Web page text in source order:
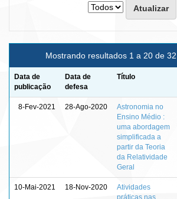
Mostrando resultados 1 a 20 de 32
Data de
publicação
Data de
defesa
Título
8-Fev-2021 28-Ago-2020
Astronomia no
Ensino Médio :
uma abordagem
simplificada a
partir da Teoria
da Relatividade
Geral
10-Mai-2021 18-Nov-2020
Atividades
práticas nas